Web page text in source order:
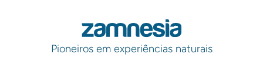
Pioneiros em experiências naturais